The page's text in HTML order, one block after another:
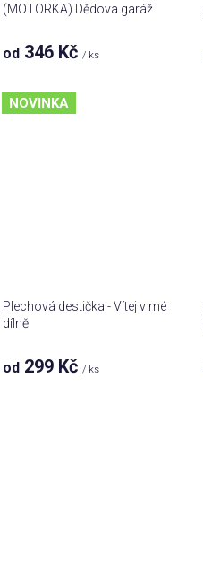
(MOTORKA) Dědova garáž
od 346 Kč / ks
NOVINKA
Plechová destička - Vítej v mé
dílně
od 299 Kč/ ks